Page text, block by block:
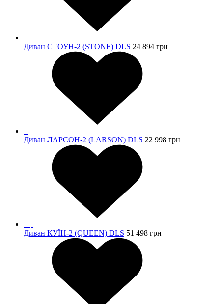
Диван СТОУН-2 (STONE) DLS 24 894 грн
Диван ЛАРСОН-2 (LARSON) DLS 22 998 грн
Диван КУЇН-2 (QUEEN) DLS 51 498 грн